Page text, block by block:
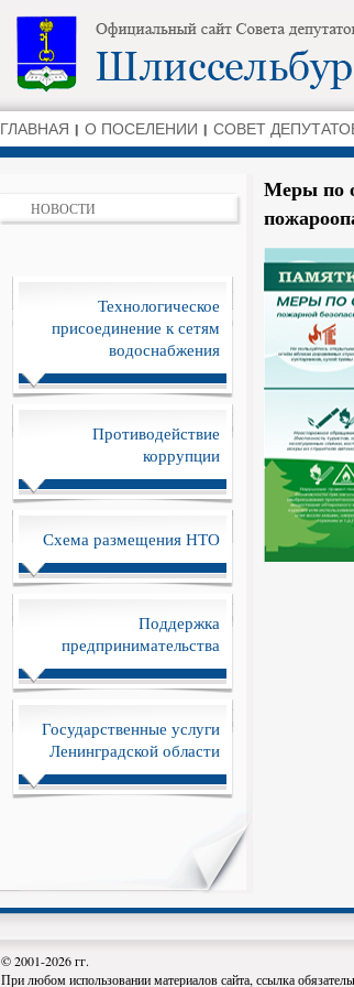
ГЛАВНАЯ О ПОСЕЛЕНИИ СОВЕТ
НОВОСТИ
Технологическое
присоединение к сетям
водоснабжения
Противодействие
коррупции
Схема размещения НТО
Поддержка
предпринимательства
Государственные услуги
Ленинградской области
Меры по
© 2001-2026 гг.
При любом использовании материалов сайта, ссылка